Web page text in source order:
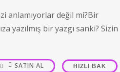
anlamıyorlar değil mi?Bir
yazılmış bir yazgı sanki? Sizin
SATIN AL HIZLI BAK